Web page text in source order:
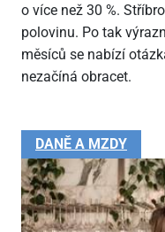
o více než 30 %.
polovinu. Po tak
měsíců se nabízí
nezačíná obracet.
DANĚ A MZDY